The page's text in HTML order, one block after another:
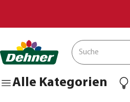
Alle Kategorien